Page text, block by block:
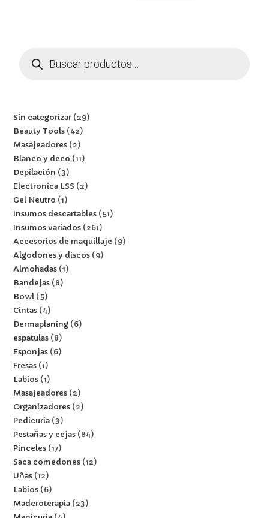
Sin categorizar 29
Beauty Tools 42
Masajeadores 2
Blanco y deco
11
Depilación
3
Electronica LSS
2
Gel Neutro
1
Insumos descartables 51
Insumos variados 261
Accesorios de maquillaje
9
Algodones y discos 9
Almohadas 1
Bandejas 8
Bowl 5
Cintas 4
Dermaplaning 6
espatulas 8
Esponjas 6
Fresas 1
Labios 1
Masajeadores 2
Organizadores 2
Pedicuria 3
Pestañas y cejas 84
Pinceles 17
Saca comedones 12
Uñas 12
Labios 6
Maderoterapia 23